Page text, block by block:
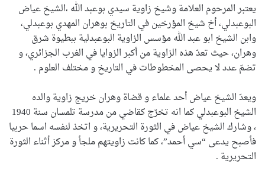
يعتبر المرحوم العلامة وشيخ زاوية سيدي بوعبد الله ،الشيخ عياض
البوعبدلي، أخ شيخ المؤرخين في التاريخ بوهران المهدي بوعبدلي،
وابن الشيخ ابو عبد الله مؤسس الزاوية البوعبدلية ببطيوة شرق
وهران، حيث تعدّ هذه الزاوية من أكبر الزوايا في الغرب الجزائري، و
تضمّ عدد لا يحصى المخطوطات في التاريخ و مختلف العلوم .
ويعدّ الشيخ عياض أحد علماء و قضاة وهران خريج زاوية والده
الشيخ البوعبدلي كما انه تخرّج كقاضي من مدرسة تلمسان سنة 1940
، وشارك الشيخ عياض في الثورة التحريرية، و اتخذ لنفسه اسما حربيا
فأصبح يدعى “سي أحمد”، كما كانت زاويتهم ملجأ و مركز أثناء الثورة
التحريرية .